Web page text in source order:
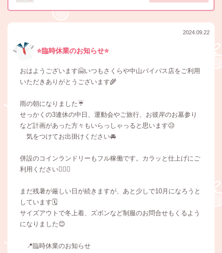
2024.09.22
⭐️臨時休業のお知らせ⭐️
おはようございます🤗いつもさくらや中山バイパス店をご利用
いただきありがとうございます🌾
雨の朝になりました☔️
せっかくの3連休の中日、運動会やご旅行、お彼岸のお墓参り
など計画があった方々もいらっしゃっると思います😥
気をつけてお出掛けください🚘
併設のコインランドリーもフル稼働です。カラッと仕上げにご
利用ください💁🏻‍♀️
まだ残暑が厳しい日が続きますが、あと少しで10月になろうと
しています🗓️
サイズアウトで冬上着、ズボンなど制服のお問合せもくるよう
になりました😊
📍臨時休業のお知らせ